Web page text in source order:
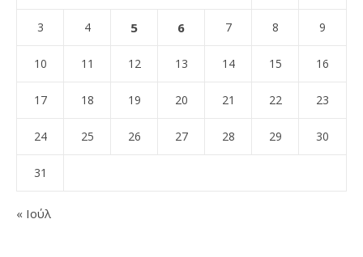
3 4 5 6 7 8 9
10 11 12 13 14 15 16
17 18 19 20 21 22 23
24 25 26 27 28 29 30
31
« Ιούλ